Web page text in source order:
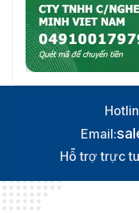
Email:
Hỗ trợ trực